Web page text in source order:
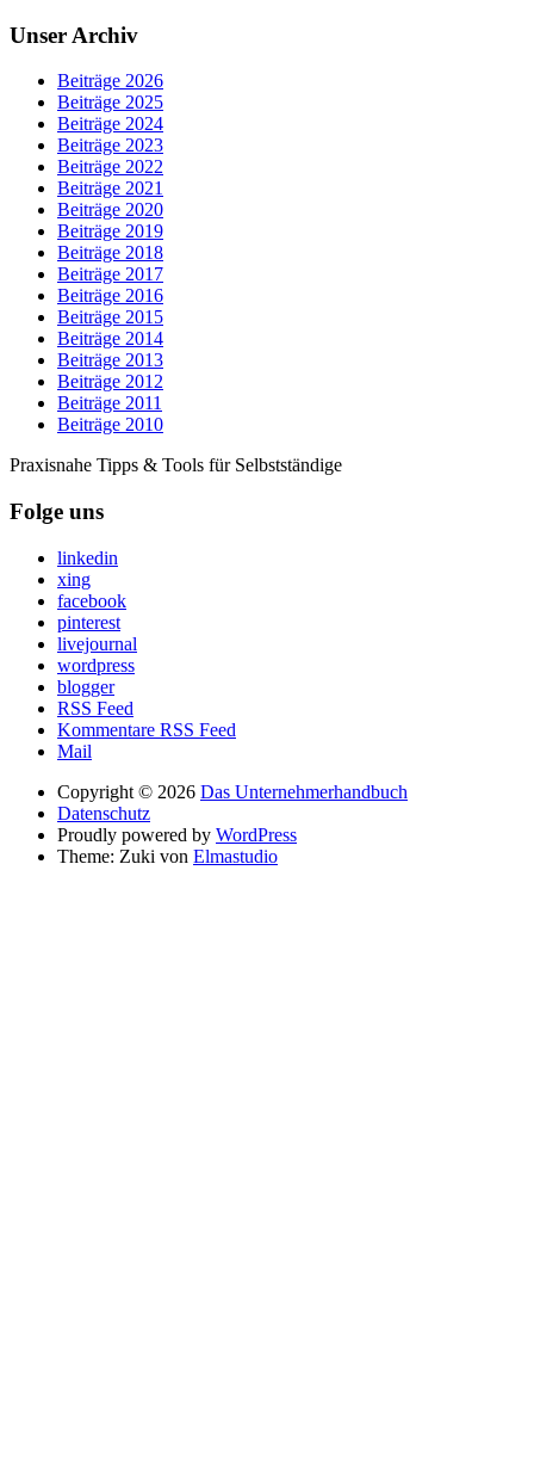
Unser Archiv
Beiträge 2026
Beiträge 2025
Beiträge 2024
Beiträge 2023
Beiträge 2022
Beiträge 2021
Beiträge 2020
Beiträge 2019
Beiträge 2018
Beiträge 2017
Beiträge 2016
Beiträge 2015
Beiträge 2014
Beiträge 2013
Beiträge 2012
Beiträge 2011
Beiträge 2010
Praxisnahe Tipps & Tools für Selbstständige
Folge uns
linkedin
xing
facebook
pinterest
livejournal
wordpress
blogger
RSS Feed
Kommentare RSS Feed
Mail
Copyright © 2026 Das Unternehmerhandbuch
Datenschutz
Proudly powered by WordPress
Theme: Zuki von Elmastudio